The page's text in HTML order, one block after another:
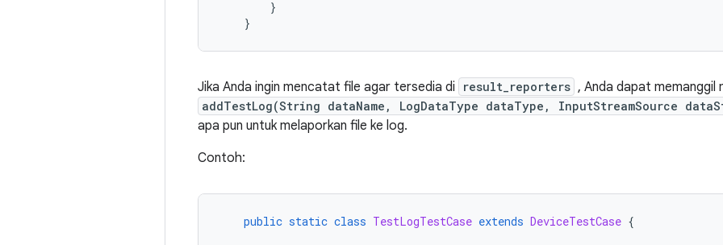
}
}
Jika Anda ingin mencatat file agar tersedia di result_reporters , Anda dapat memanggil
addTestLog(String dataName, LogDataType dataType, InputStreamSource
apa pun untuk melaporkan file ke log.
Contoh:
public static class TestLogTestCase extends DeviceTestCase {